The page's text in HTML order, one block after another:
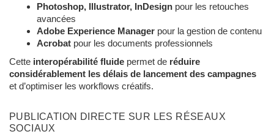
Photoshop, Illustrator, InDesign pour les retouches
avancées
Adobe Experience Manager pour la gestion de contenu
Acrobat pour les documents professionnels
Cette interopérabilité fluide permet de réduire
considérablement les délais de lancement des campagnes
et d’optimiser les workflows créatifs.
PUBLICATION DIRECTE SUR LES RÉSEAUX
SOCIAUX